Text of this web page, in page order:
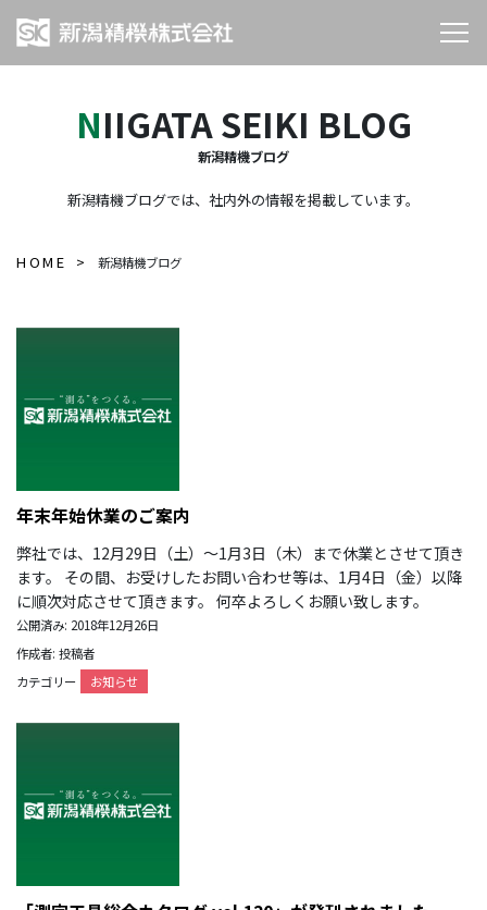
NIIGATA SEIKI BLOG
新潟精機ブログ
新潟精機ブログでは、社内外の情報を掲載しています。
HOME 新潟精機ブログ
年末年始休業のご案内
弊社では、12月29日（土）～1月3日（木）まで休業とさせて頂き
ます。 その間、お受けしたお問い合わせ等は、1月4日（金）以降
に順次対応させて頂きます。 何卒よろしくお願い致します。
公開済み: 2018年12月26日
作成者: 投稿者
カテゴリー
お知らせ